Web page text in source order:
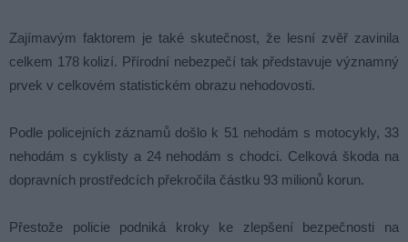
Zajímavým faktorem je také skutečnost, že lesní zvěř zavinila
celkem 178 kolizí. Přírodní nebezpečí tak představuje významný
prvek v celkovém statistickém obrazu nehodovosti.
Podle policejních záznamů došlo k 51 nehodám s motocykly, 33
nehodám s cyklisty a 24 nehodám s chodci. Celková škoda na
dopravních prostředcích překročila částku 93 milionů korun.
Přestože policie podniká kroky ke zlepšení bezpečnosti na